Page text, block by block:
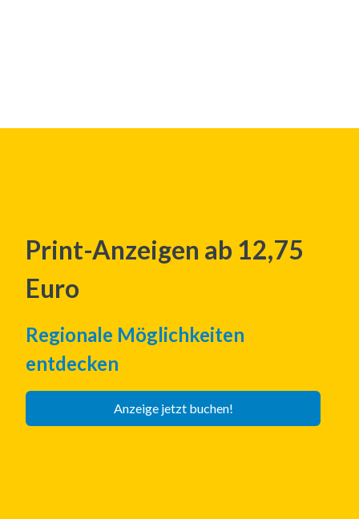
Print-Anzeigen ab 12,75
Euro
Regionale Möglichkeiten
entdecken
Anzeige jetzt buchen!